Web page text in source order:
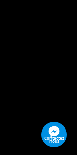
Contactez
nous